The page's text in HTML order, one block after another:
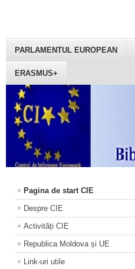
PARLAMENTUL EUROPEAN
ERASMUS+
Pagina de start CIE
Despre CIE
Activități CIE
Republica Moldova și UE
Link-uri utile